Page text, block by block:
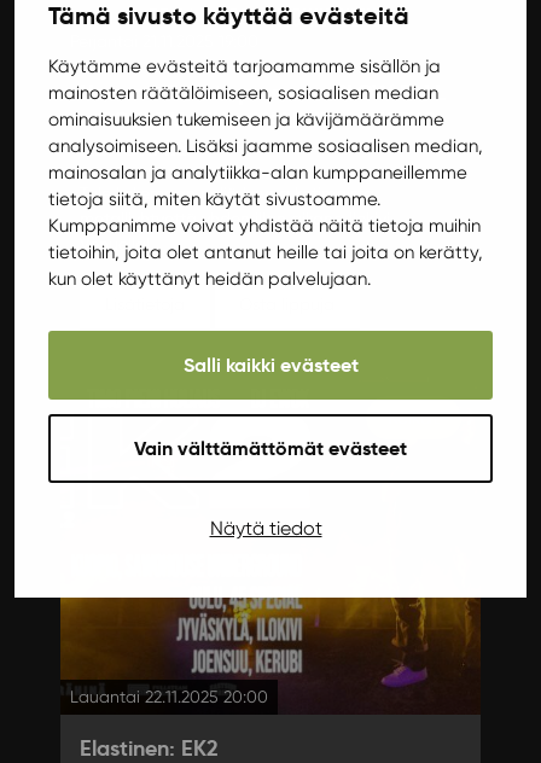
Tämä sivusto käyttää evästeitä
Käytämme evästeitä tarjoamamme sisällön ja
mainosten räätälöimiseen, sosiaalisen median
ominaisuuksien tukemiseen ja kävijämäärämme
analysoimiseen. Lisäksi jaamme sosiaalisen median,
mainosalan ja analytiikka-alan kumppaneillemme
tietoja siitä, miten käytät sivustoamme.
Kumppanimme voivat yhdistää näitä tietoja muihin
tietoihin, joita olet antanut heille tai joita on kerätty,
kun olet käyttänyt heidän palvelujaan.
Salli kaikki evästeet
Vain välttämättömät evästeet
Näytä tiedot
Harmaa Events presents: SLOW FALL
– SOULFALLEN – VALPUR – STATUS
ABNORMIS
Tule kokemaan neljä kovaa kotimaista
metalliyhtyettä yhden illan aikana Ilokivi
Venuella!
Keikat
Lauantai 22.11.2025 20:00
Elastinen: EK2